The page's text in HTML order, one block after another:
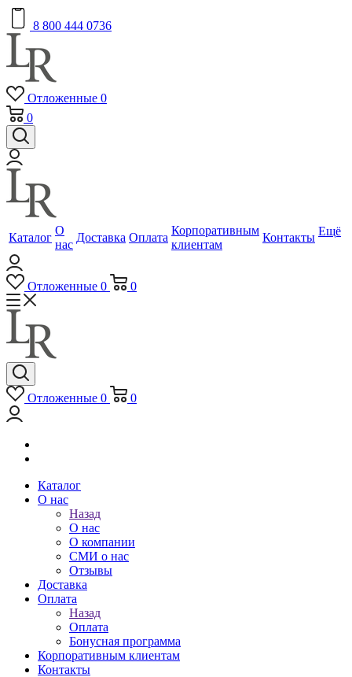
8 800 444 0736
Отложенные 0
0
Каталог
О
нас
Доставка Оплата
Корпоративным
клиентам
Контакты Ещё
Отложенные 0 0
Отложенные 0 0
Каталог
О нас
Назад
О нас
О компании
СМИ о нас
Отзывы
Доставка
Оплата
Назад
Оплата
Бонусная программа
Корпоративным клиентам
Контакты